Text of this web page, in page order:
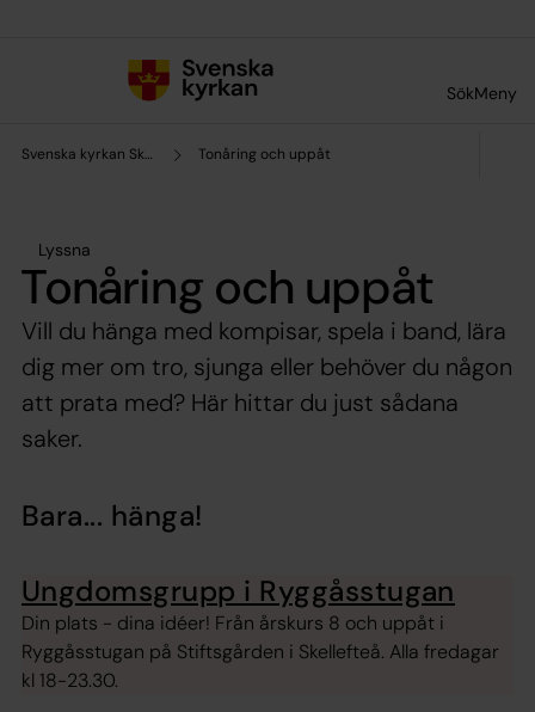
SökMeny
Svenska kyrkan Skellefteå Tonåring och uppåt
Lyssna
Tonåring och uppåt
Vill du hänga med kompisar, spela i band, lära
dig mer om tro, sjunga eller behöver du någon
att prata med? Här hittar du just sådana
saker.
Bara... hänga!
Ungdomsgrupp i Ryggåsstugan
Din plats - dina idéer! Från årskurs 8 och uppåt i
Ryggåsstugan på Stiftsgården i Skellefteå. Alla fredagar
kl 18-23.30.